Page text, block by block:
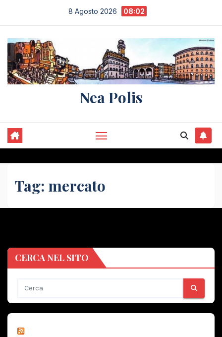
contenuto
8 Agosto 2026 08:02
Nea Polis
Tag: mercato
CERCA NEL SITO